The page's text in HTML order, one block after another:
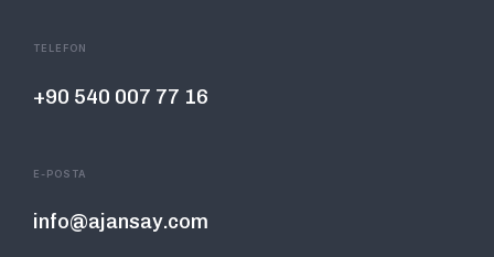
TELEFON
+90 540 007 77 16
E-POSTA
info@ajansay.com